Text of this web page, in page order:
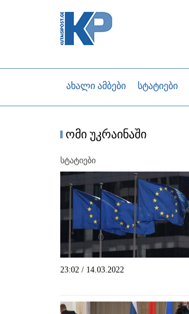
ახალი ამბები სტატიები
ომი უკრაინაში
სტატიები
23:02 / 14.03.2022